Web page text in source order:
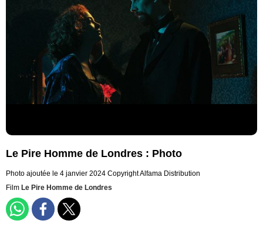
Le Pire Homme de Londres : Photo
Photo ajoutée le 4 janvier 2024 Copyright Alfama Distribution
Film Le Pire Homme de Londres